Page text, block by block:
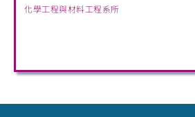
化學工程與材料工程系所